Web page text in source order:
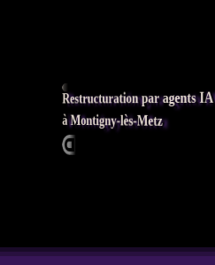
Restructuration par agents IA
à Montigny-lès-Metz